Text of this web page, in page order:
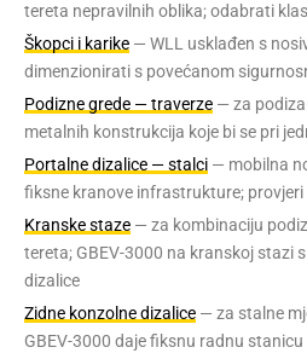
tereta nepravilnih oblika; odabrati
Škopci i karike — WLL usklađen s
dimenzionirati s povećanom
Podizne grede — traverze — za
metalnih konstrukcija koje bi se pri
Portalne dizalice — stalci — mobilna
fiksne kranove infrastrukture;
Kranske staze — za kombinaciju
tereta; GBEV-3000 na kranskoj stazi
dizalice
Zidne konzolne dizalice — za stalne
GBEV-3000 daje fiksnu radnu